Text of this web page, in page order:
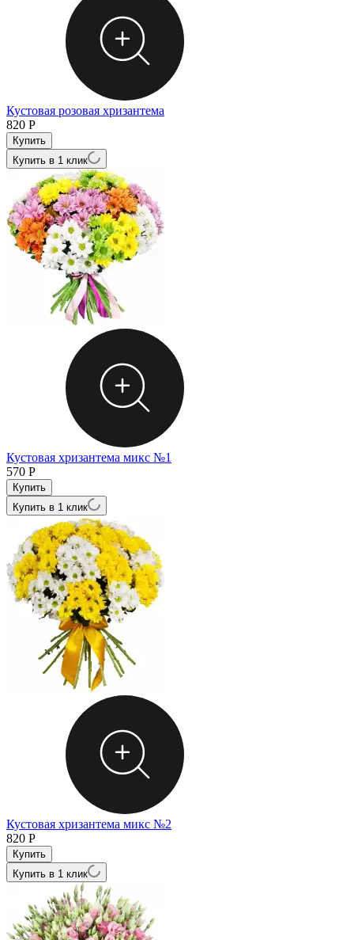
Кустовая розовая хризантема
820 Р
Купить в 1 клик
Кустовая хризантема микс №1
570 Р
Купить в 1 клик
Кустовая хризантема микс №2
820 Р
Купить в 1 клик